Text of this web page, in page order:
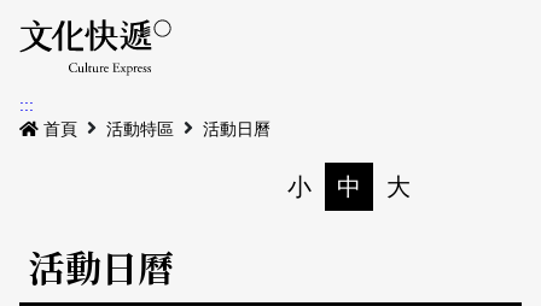
最新公告
本期專題
活動特區
:::
首頁
活動特區 活動日曆
小 中 大
活動日曆